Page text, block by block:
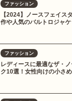
ファッション
【2024】ノースフェイス
作や人気のバルトロジャケ
ファッション
レディースに最適なザ・
ク10選！女性向けの小さ